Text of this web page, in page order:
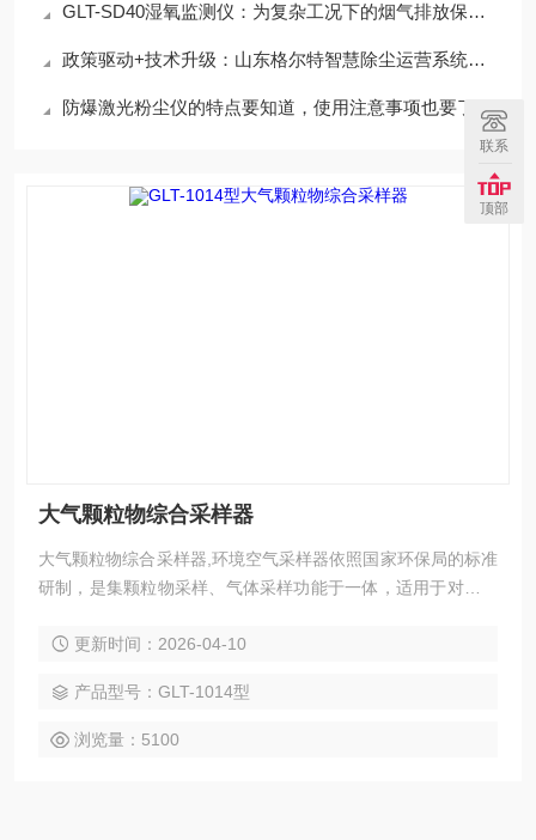
GLT-SD40湿氧监测仪：为复杂工况下的烟气排放保驾护航
政策驱动+技术升级：山东格尔特智慧除尘运营系统助力企业智慧升级
防爆激光粉尘仪的特点要知道，使用注意事项也要了解
大气颗粒物综合采样器
大气颗粒物综合采样器,环境空气采样器依照国家环保局的标准
研制，是集颗粒物采样、气体采样功能于一体，适用于对环境
气体组分SO2、NOx等的采集。可同时对四路气体样品（两路
路分别独立控制。
更新时间：2026-04-10
产品型号：GLT-1014型
浏览量：5100
联系
顶部